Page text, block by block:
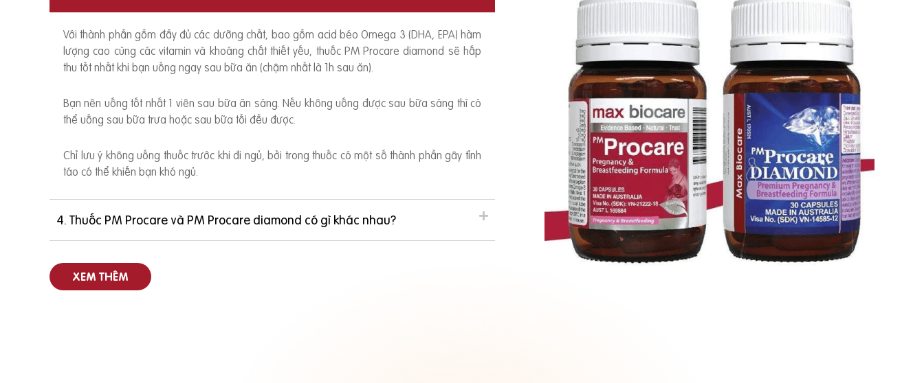
Với thành phần gồm đầy đủ các dưỡng chất, bao gồm acid béo Omega 3 (DHA, EPA) hàm
lượng cao cùng các vitamin và khoáng chất thiết yếu, thuốc PM Procare diamond sẽ hấp
thu tốt nhất khi bạn uống ngay sau bữa ăn (chậm nhất là 1h sau ăn).
Bạn nên uống tốt nhất 1 viên sau bữa ăn sáng. Nếu không uống được sau bữa sáng thì có
thể uống sau bữa trưa hoặc sau bữa tối đều được.
Chỉ lưu ý không uống thuốc trước khi đi ngủ, bởi trong thuốc có một số thành phần gây tỉnh
táo có thể khiến bạn khó ngủ.
4. Thuốc PM Procare và PM Procare diamond có gì khác nhau?
XEM THÊM